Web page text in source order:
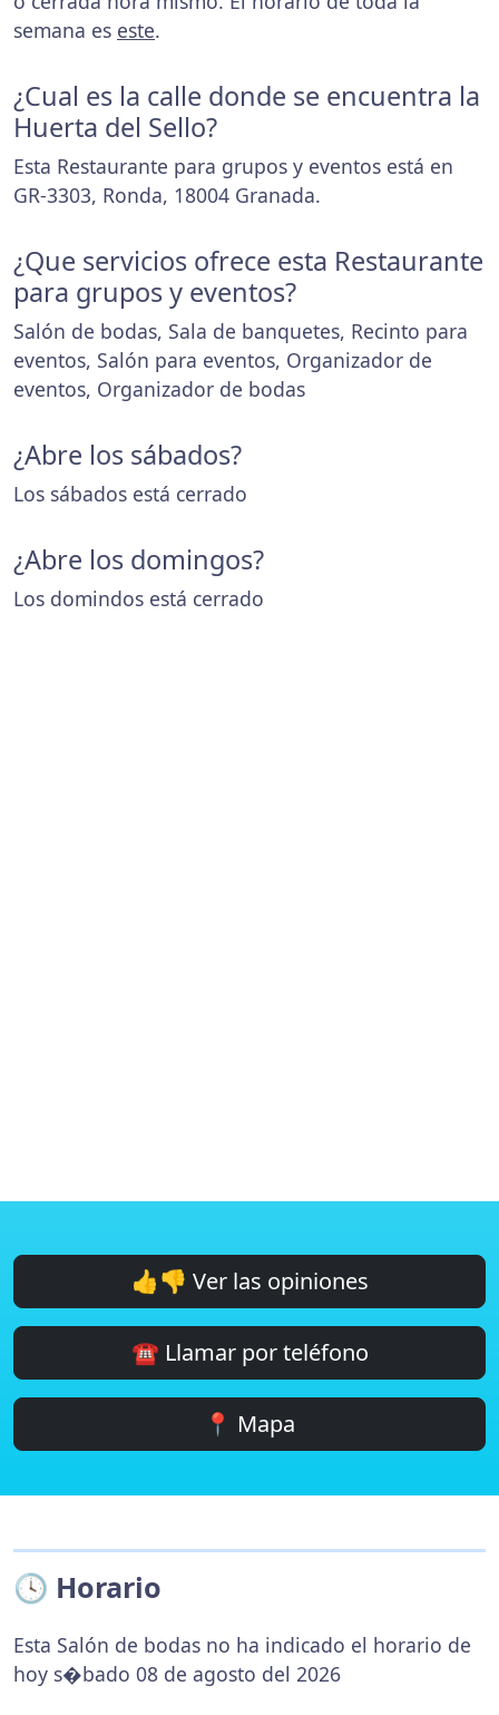
semana es este.
¿Cual es la calle donde se encuentra la
Huerta del Sello?
Esta Restaurante para grupos y eventos está en
GR-3303, Ronda, 18004 Granada.
¿Que servicios ofrece esta Restaurante
para grupos y eventos?
Salón de bodas, Sala de banquetes, Recinto para
eventos, Salón para eventos, Organizador de
eventos, Organizador de bodas
¿Abre los sábados?
Los sábados está cerrado
¿Abre los domingos?
Los domindos está cerrado
👍👎 Ver las opiniones
☎️ Llamar por teléfono
📍 Mapa
🕓 Horario
Esta Salón de bodas no ha indicado el horario de
hoy s�bado 08 de agosto del 2026